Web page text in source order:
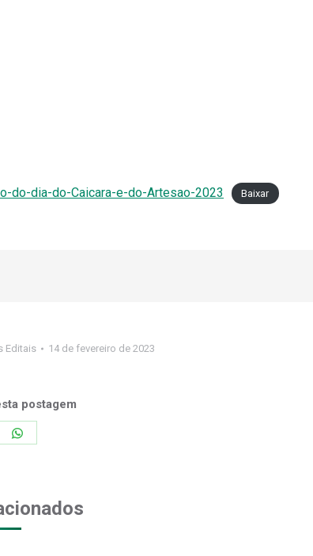
do-dia-do-Caicara-e-do-Artesao-2023 Baixar
Editais 14 de fevereiro de 2023
postagem
Share